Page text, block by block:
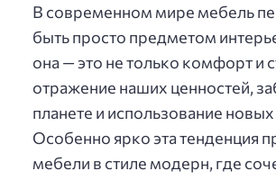
В современном мире мебель
быть просто предметом
она — это не только комфорт и
отражение наших ценностей,
планете и использование
Особенно ярко эта тенденция
мебели в стиле модерн, где